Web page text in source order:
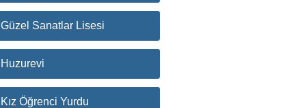
Güzel Sanatlar Lisesi
Huzurevi
Kız Öğrenci Yurdu